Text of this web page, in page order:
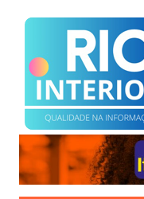
para
conteúdo